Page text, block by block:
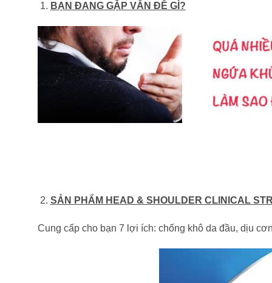
BẠN ĐANG GẶP VẤN ĐỀ GÌ?
SẢN PHẨM HEAD & SHOULDER CLINICAL
Cung cấp cho bạn 7 lợi ích: chống khô da đầu, dịu